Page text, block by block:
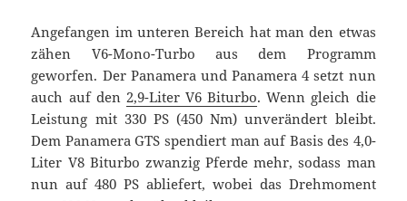
Angefangen im unteren Bereich hat man den etwas
zähen V6-Mono-Turbo aus dem Programm
geworfen. Der Panamera und Panamera 4 setzt nun
auch auf den 2,9-Liter V6 Biturbo. Wenn gleich die
Leistung mit 330 PS (450 Nm) unverändert bleibt.
Dem Panamera GTS spendiert man auf Basis des 4,0-
Liter V8 Biturbo zwanzig Pferde mehr, sodass man
nun auf 480 PS abliefert, wobei das Drehmoment